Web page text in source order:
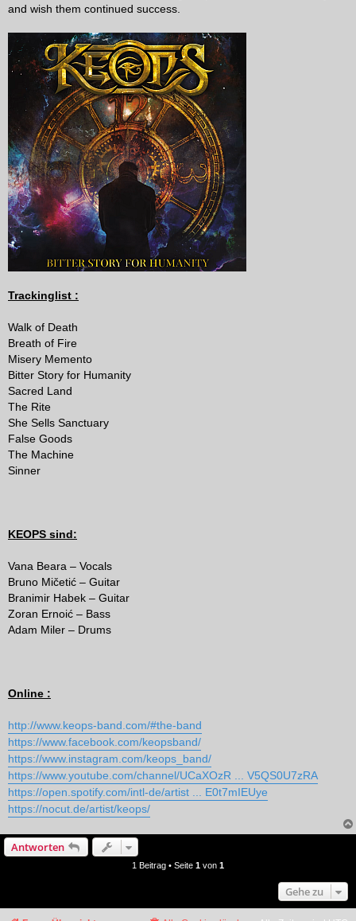
and wish them continued success.
Trackinglist :
Walk of Death
Breath of Fire
Misery Memento
Bitter Story for Humanity
Sacred Land
The Rite
She Sells Sanctuary
False Goods
The Machine
Sinner
KEOPS sind:
Vana Beara – Vocals
Bruno Mičetić – Guitar
Branimir Habek – Guitar
Zoran Ernoić – Bass
Adam Miler – Drums
Online :
http://www.keops-band.com/#the-band
https://www.facebook.com/keopsband/
https://www.instagram.com/keops_band/
https://www.youtube.com/channel/UCaXOzR ... V5QS0U7zRA
https://open.spotify.com/intl-de/artist ... E0t7mIEUye
https://nocut.de/artist/keops/
Antworten
1 Beitrag • Seite 1 von 1
Gehe zu